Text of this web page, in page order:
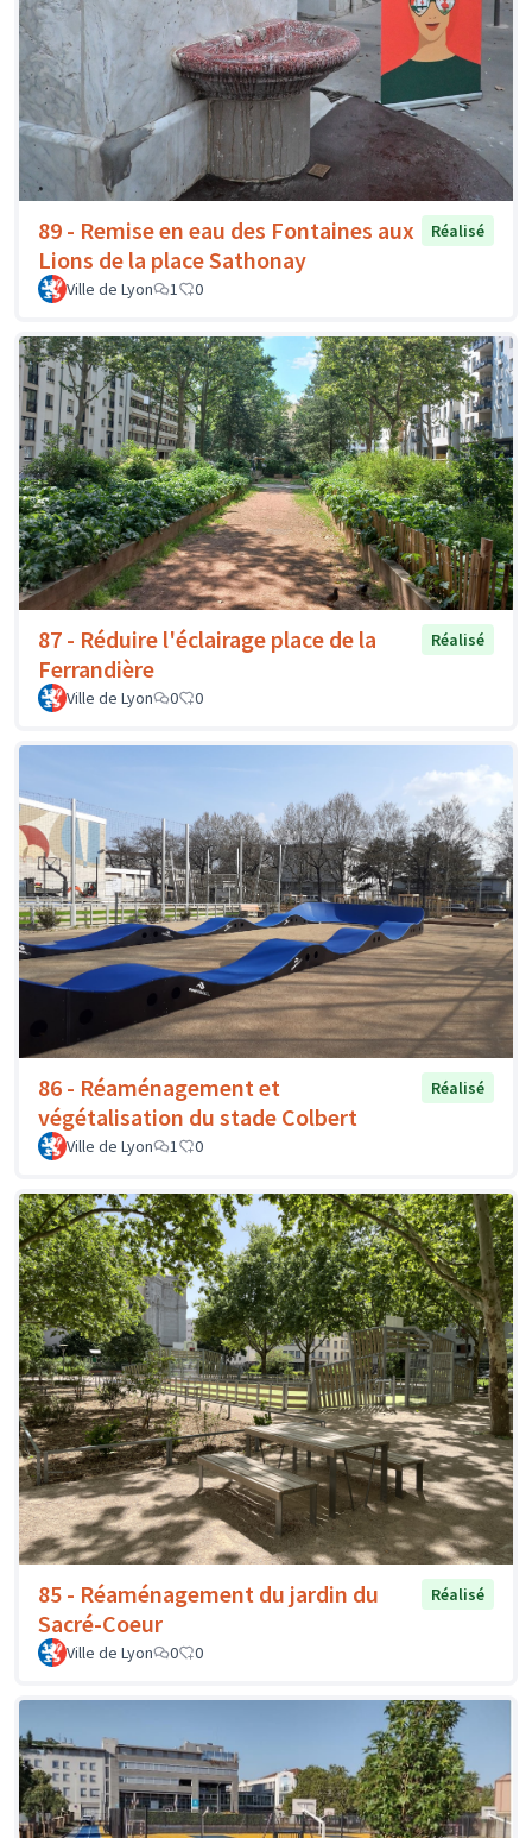
89 - Remise en eau des Fontaines aux
Lions de la place Sathonay
Réalisé
Ville de Lyon 1 0
87 - Réduire l'éclairage place de la
Ferrandière
Réalisé
Ville de Lyon 0 0
86 - Réaménagement et
végétalisation du stade Colbert
Réalisé
Ville de Lyon 1 0
85 - Réaménagement du jardin du
Sacré-Coeur
Réalisé
Ville de Lyon 0 0